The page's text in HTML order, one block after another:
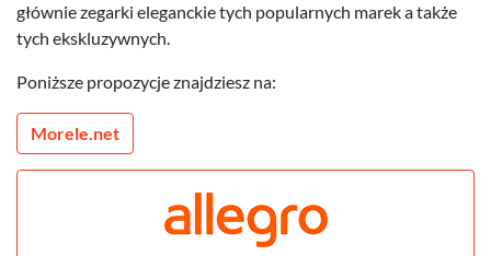
głównie zegarki eleganckie tych popularnych marek a także
tych ekskluzywnych.
Poniższe propozycje znajdziesz na:
Morele.net